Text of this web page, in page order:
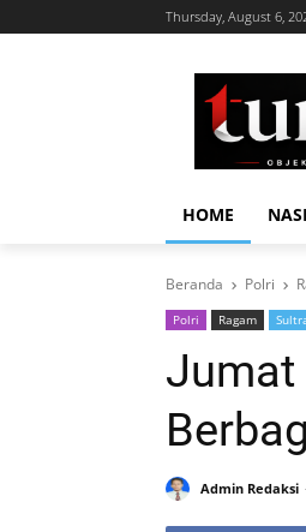
Thursday, August 6,
HOME
Beranda Polri
Polri Ragam
Jumat
Admin Redaksi